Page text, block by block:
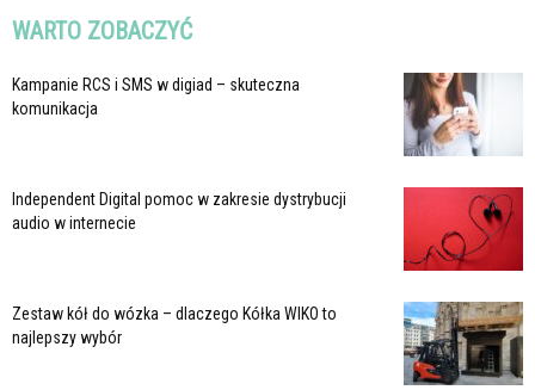
WARTO ZOBACZYĆ
Kampanie RCS i SMS w digiad – skuteczna
komunikacja
Independent Digital pomoc w zakresie dystrybucji
audio w internecie
Zestaw kół do wózka – dlaczego Kółka WIKO to
najlepszy wybór